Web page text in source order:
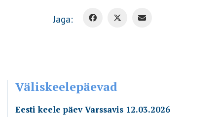
Jaga:
Väliskeelepäevad
Eesti keele päev Varssavis 12.03.2026